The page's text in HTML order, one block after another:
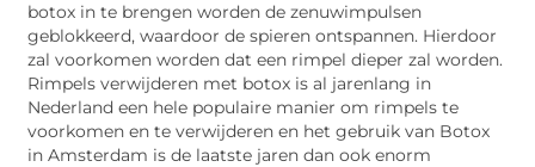
botox in te brengen worden de zenuwimpulsen
geblokkeerd, waardoor de spieren ontspannen. Hierdoor
zal voorkomen worden dat een rimpel dieper zal worden.
Rimpels verwijderen met botox is al jarenlang in
Nederland een hele populaire manier om rimpels te
voorkomen en te verwijderen en het gebruik van Botox
in Amsterdam is de laatste jaren dan ook enorm